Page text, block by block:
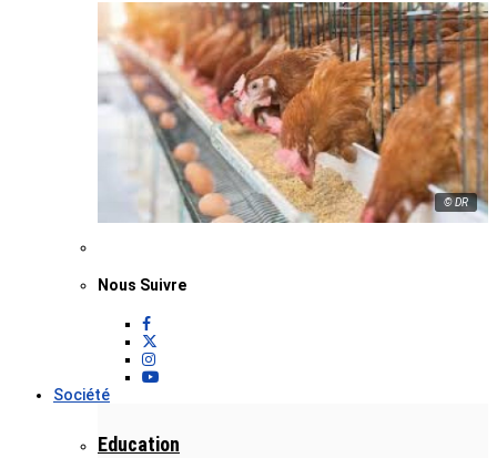
© DR
Nous Suivre
Société
Education